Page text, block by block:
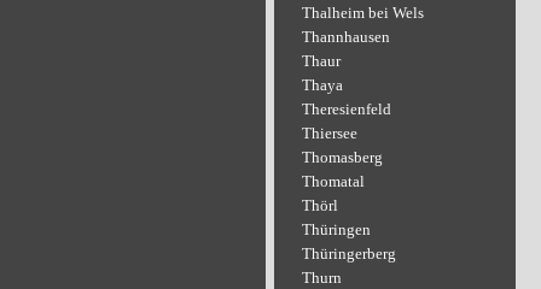
Thalheim bei Wels
Thannhausen
Thaur
Thaya
Theresienfeld
Thiersee
Thomasberg
Thomatal
Thörl
Thüringen
Thüringerberg
Thurn